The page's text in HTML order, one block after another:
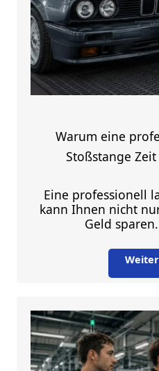
Warum eine
Stoßstange
Eine professionell
kann Ihnen nicht
Geld